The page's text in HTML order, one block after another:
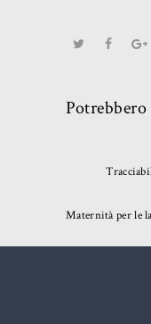
Maternità per le